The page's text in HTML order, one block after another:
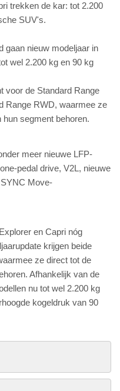
trekken de kar: tot 2.200
SUV's.
gaan nieuw modeljaar in
wel 2.200 kg en 90 kg
voor de Standard Range
Range RWD, waarmee ze
segment behoren.
meer nieuwe LFP-
pedal drive, V2L, nieuwe
Move-
en Capri nóg
krijgen beide
ze direct tot de
Afhankelijk van de
nu tot wel 2.200 kg
kogeldruk van 90